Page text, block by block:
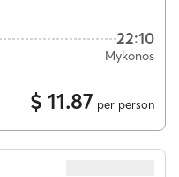
22:10
Mykonos
$ 11.87 per person